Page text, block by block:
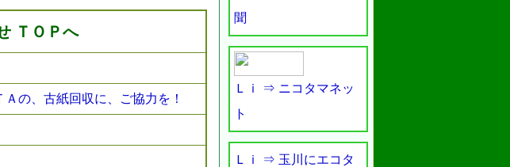
聞
Ｌｉ ⇒ ニコタマネッ
ト
Ｌｉ ⇒ 玉川にエコタ
ＴＯＰへ
の、古紙回収に、ご協力を！